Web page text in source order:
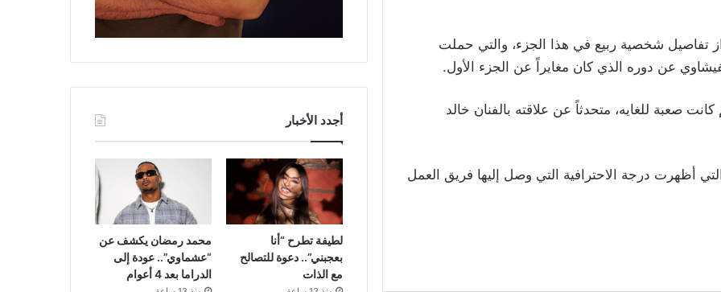
تفاصيل شخصية ربيع في هذا الجزء، والتي حملت
عن دوره الذي كان مغايراً عن الجزء الأول.
صعبة للغايه، متحدثاً عن علاقته بالفنان خالد
أظهرت درجة الاحترافية التي وصل إليها فريق العمل
أجدد الأخبار
لطيفة تطرح “أنا
بعجبني”.. دعوة للتصالح
مع الذات
محمد رمضان يكشف عن
“عشماوي”.. عودة إلى
الدراما بعد 4 أعوام